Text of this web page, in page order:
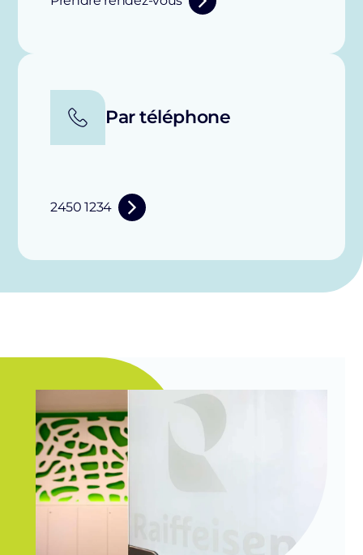
Par téléphone
2450 1234